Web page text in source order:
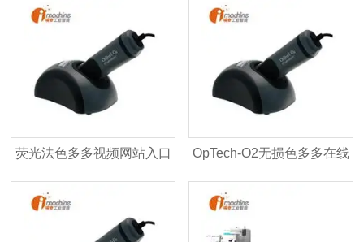
荧光法色多多视频网站入口
IM-OpTech-O2
OpTech-O2无损色多多在线
观看视频